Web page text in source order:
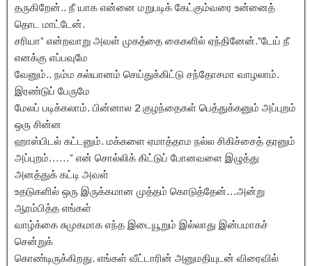
தருகிறேன்.. நீ யாக என்னை மறுபடிக் கேட்கும்வரை உன்னைத்
தொட மாட்டேன்.
சரியா” என்றவாறு அவள் முகத்தை கைகளில் ஏந்தினேன்.”டேய் நீ
எனக்கு எப்பவுமே
வேனும்.. நம்ம கல்யானம் செய்துக்கிட்டு சந்தோசமா வாழலாம்.
இரண்டுப் பேருமே
மேலப் படிக்கலாம். பின்னால 2 குழந்தைகள் பெத்துக்கனும் அப்புறம்
ஒரு சின்ன
ஹாஸ்பிடல் கட்டனும். மக்களை ஏமாத்தாம நல்ல சிகிச்சைத் தரனும்
அப்புறம்……” என் சொல்லிக் கிட்டுப் போனவளை இழுத்து
அனத்துக் கட்டி அவள்
உதடுகளில் ஒரு இருக்கமான முத்தம் கொடுத்தேன்…அன்று
ஆரம்பித்த எங்கள்
வாழ்க்கை சுமுகமாக எந்த இடையூறும் இல்லாது இன்பமாகச்
சென்றுக்
கொண்டிருக்கிறது. எங்கள் வீட்டாரின் அனுமதியுடன் விரைவில்